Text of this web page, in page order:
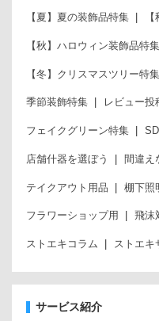
【夏】夏の装飾品特集
【秋】ハロウィン装飾品特集
【冬】クリスマスツリー特集
季節装飾特集 レビュー投
フェイクグリーン特集
店舗什器を選ぼう 間違え
テイクアウト用品 棚下照
フラワーショップ用 飛沫
ストエキコラム ストエキ
サービス紹介